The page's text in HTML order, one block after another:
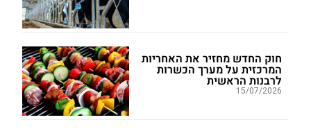
חוק החדש מחזיר את האחריות
המרכזית על מערך הכשרות
לרבנות הראשית
15/07/2026